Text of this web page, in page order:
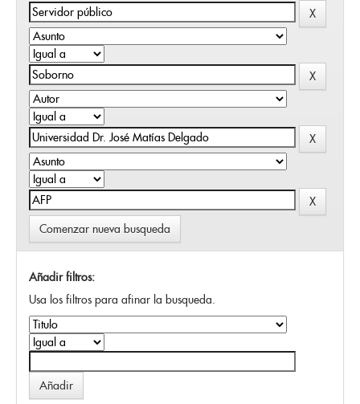
Comenzar nueva busqueda
Añadir filtros:
Usa los filtros para afinar la busqueda.